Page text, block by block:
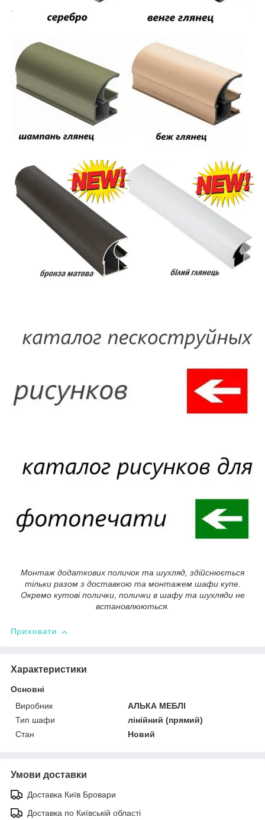
Монтаж додаткових поличок та шухляд, здійснюється
тільки разом з доставкою та монтажем шафи купе.
Окремо кутові полички, полички в шафу та шухляди не
встановлюються.
Приховати
Характеристики
Основні
Виробник
АЛЬКА МЕБЛІ
Тип шафи
лінійний (прямий)
Стан
Новий
Умови доставки
Доставка Київ Бровари
Доставка по Київській області